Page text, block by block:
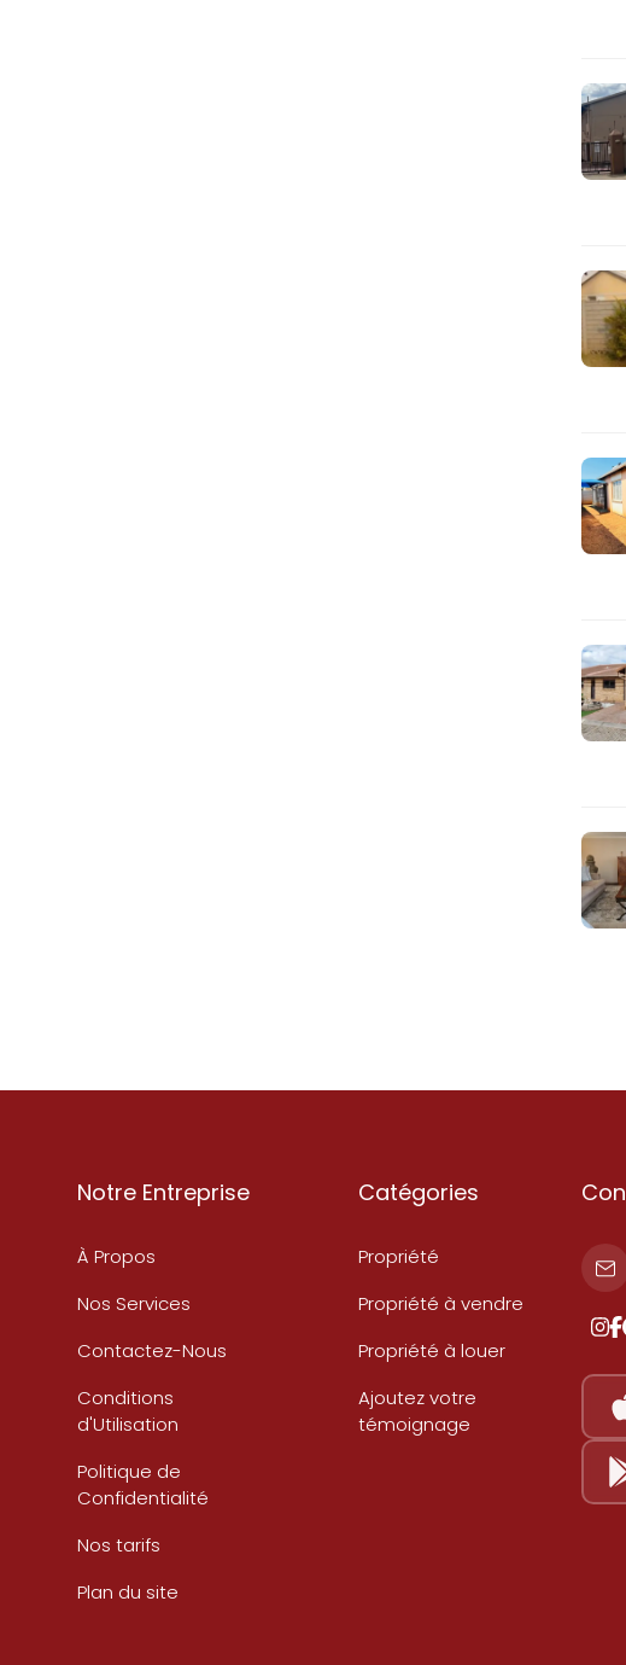
Notre Entreprise
À Propos
Nos Services
Contactez-Nous
Conditions
d'Utilisation
Politique de
Confidentialité
Nos tarifs
Plan du site
Catégories
Propriété
Propriété à vendre
Propriété à louer
Ajoutez votre
témoignage